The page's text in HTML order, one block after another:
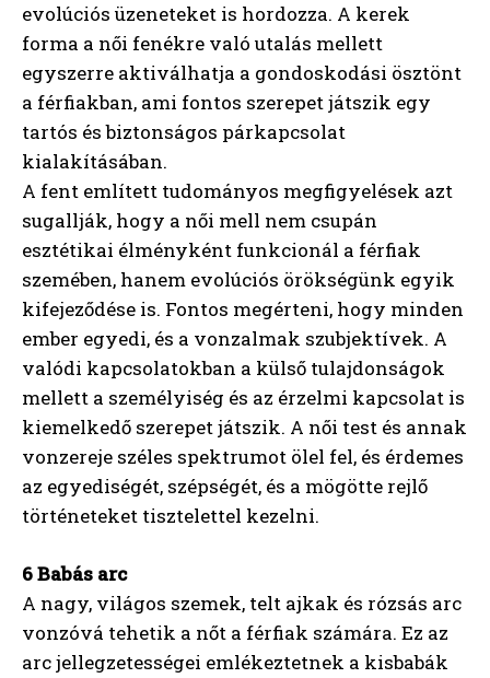
evolúciós üzeneteket is hordozza. A kerek
forma a női fenékre való utalás mellett
egyszerre aktiválhatja a gondoskodási ösztönt
a férfiakban, ami fontos szerepet játszik egy
tartós és biztonságos párkapcsolat
kialakításában.
A fent említett tudományos megfigyelések azt
sugallják, hogy a női mell nem csupán
esztétikai élményként funkcionál a férfiak
szemében, hanem evolúciós örökségünk egyik
kifejeződése is. Fontos megérteni, hogy minden
ember egyedi, és a vonzalmak szubjektívek. A
valódi kapcsolatokban a külső tulajdonságok
mellett a személyiség és az érzelmi kapcsolat is
kiemelkedő szerepet játszik. A női test és annak
vonzereje széles spektrumot ölel fel, és érdemes
az egyediségét, szépségét, és a mögötte rejlő
történeteket tisztelettel kezelni.
6 Babás arc
A nagy, világos szemek, telt ajkak és rózsás arc
vonzóvá tehetik a nőt a férfiak számára. Ez az
arc jellegzetességei emlékeztetnek a kisbabák